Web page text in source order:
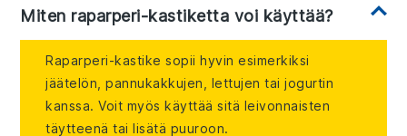
Miten raparperi-kastiketta voi käyttää?
Raparperi-kastike sopii hyvin esimerkiksi
jäätelön, pannukakkujen, lettujen tai jogurtin
kanssa. Voit myös käyttää sitä leivonnaisten
täytteenä tai lisätä puuroon.